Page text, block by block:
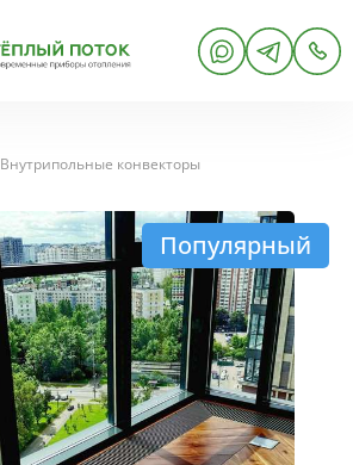
Внутрипольные конвекторы
Популярный